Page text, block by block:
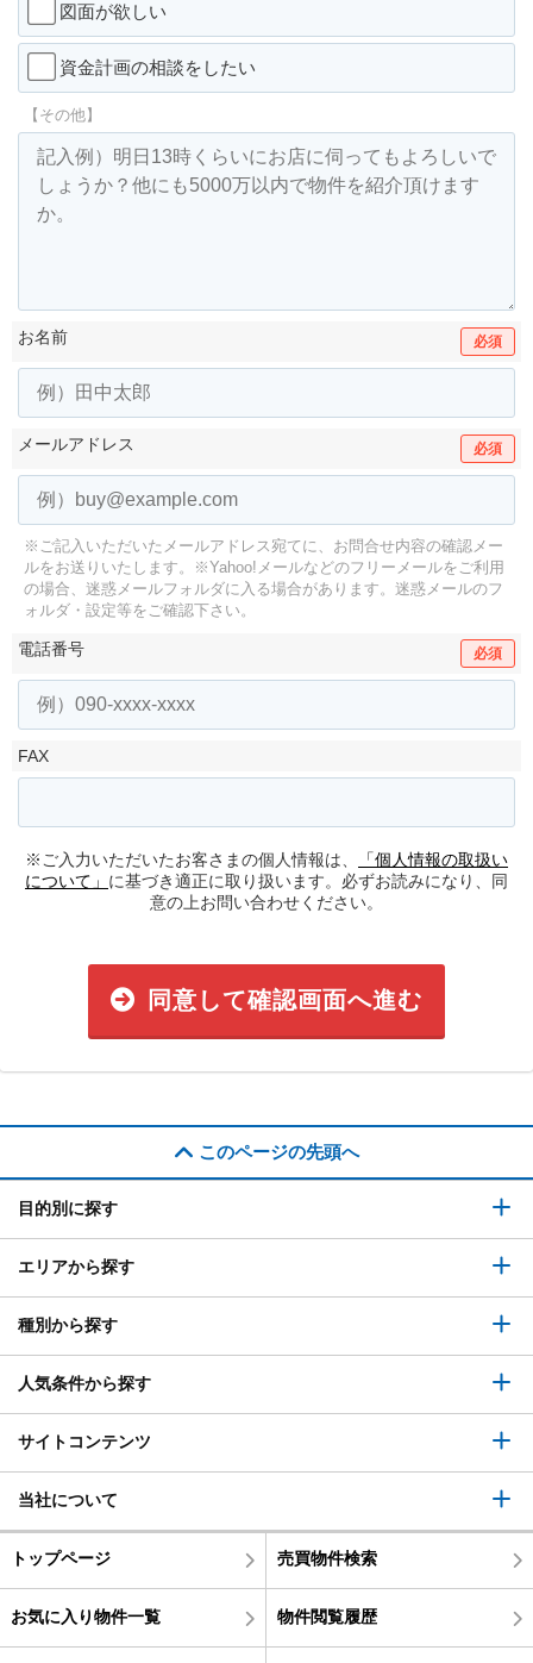
図面が欲しい
資金計画の相談をしたい
【その他】
お名前 必須
メールアドレス 必須
※ご記入いただいたメールアドレス宛てに、お問合せ内容の確認メー
ルをお送りいたします。
※Yahoo!メールなどのフリーメールをご利用
の場合、迷惑メールフォルダに入る場合があります。 迷惑メールのフ
ォルダ・設定等をご確認下さい。
電話番号 必須
FAX
※ご入力いただいたお客さまの個人情報は、
「個人情報の取扱い
について」 に基づき適正に取り扱います。必ずお読みになり、同
意の上お問い合わせください。
同意して確認画面へ進む
このページの先頭へ
目的別に探す
エリアから探す
種別から探す
人気条件から探す
サイトコンテンツ
当社について
トップページ 売買物件検索
お気に入り物件一覧 物件閲覧履歴